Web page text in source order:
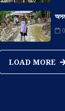
LOAD MORE